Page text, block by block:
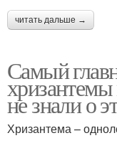
читать дальше →
Самый
не знали о
Хризантема –